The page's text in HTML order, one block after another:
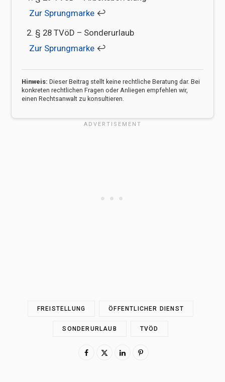
↩︎
§ 28 TVöD – Sonderurlaub
↩︎
Hinweis: Dieser Beitrag stellt keine rechtliche Beratung dar. Bei
konkreten rechtlichen Fragen oder Anliegen empfehlen wir,
einen Rechtsanwalt zu konsultieren.
FREISTELLUNG ÖFFENTLICHER DIENST
SONDERURLAUB TVÖD